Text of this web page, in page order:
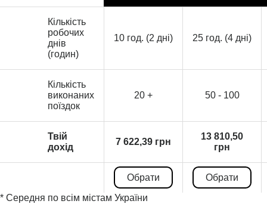
Кількість
робочих
днів
(годин)
10 год. (2 дні) 25 год. (4 дні)
Кількість
виконаних
поїздок
20 + 50 - 100
Твій
дохід
7 622,39 грн
13 810,50
грн
Обрати
Обрати
* Середня по всім містам України